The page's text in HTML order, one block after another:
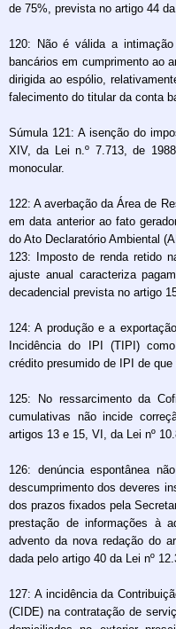
de 75%, prevista no artigo 44
120: Não é válida a
bancários em cumprimento ao
dirigida ao espólio,
falecimento do titular da conta
Súmula 121: A isenção do
XIV, da Lei n.º 7.713, de
monocular.
122: A averbação da Área de
em data anterior ao fato
do Ato Declaratório Ambiental
123: Imposto de renda retido
ajuste anual caracteriza
decadencial prevista no artigo
124: A produção e a
Incidência do IPI (TIPI)
crédito presumido de IPI de que
125: No ressarcimento da
cumulativas não incide
artigos 13 e 15, VI, da Lei nº
126: denúncia espontânea
descumprimento dos deveres
dos prazos fixados pela
prestação de informações à
advento da nova redação do
dada pelo artigo 40 da Lei nº
127: A incidência da
(CIDE) na contratação de